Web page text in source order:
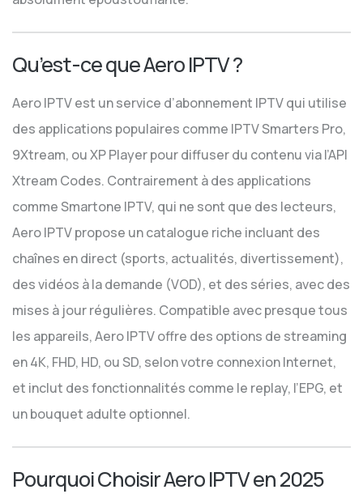
Qu’est-ce que Aero IPTV ?
Aero IPTV est un service d’abonnement IPTV qui utilise
des applications populaires comme IPTV Smarters Pro,
9Xtream, ou XP Player pour diffuser du contenu via l’API
Xtream Codes. Contrairement à des applications
comme Smartone IPTV, qui ne sont que des lecteurs,
Aero IPTV propose un catalogue riche incluant des
chaînes en direct (sports, actualités, divertissement),
des vidéos à la demande (VOD), et des séries, avec des
mises à jour régulières. Compatible avec presque tous
les appareils, Aero IPTV offre des options de streaming
en 4K, FHD, HD, ou SD, selon votre connexion Internet,
et inclut des fonctionnalités comme le replay, l’EPG, et
un bouquet adulte optionnel.
Pourquoi Choisir Aero IPTV en 2025